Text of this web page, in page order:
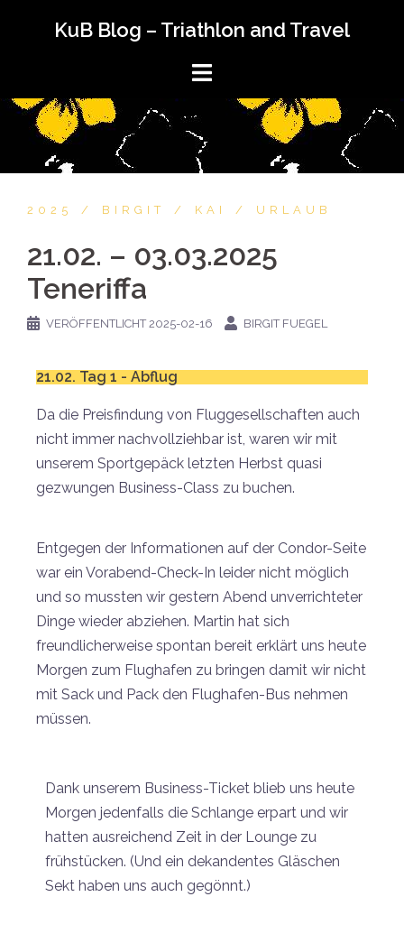
KuB Blog – Triathlon and Travel
2025 BIRGIT KAI URLAUB
21.02. – 03.03.2025
Teneriffa
VERÖFFENTLICHT2025-02-16 BIRGIT FUEGEL
21.02. Tag 1 - Abflug
Da die Preisfindung von Fluggesellschaften auch
nicht immer nachvollziehbar ist, waren wir mit
unserem Sportgepäck letzten Herbst quasi
gezwungen Business-Class zu buchen.
Entgegen der Informationen auf der Condor-Seite
war ein Vorabend-Check-In leider nicht möglich
und so mussten wir gestern Abend unverrichteter
Dinge wieder abziehen. Martin hat sich
freundlicherweise spontan bereit erklärt uns heute
Morgen zum Flughafen zu bringen damit wir nicht
mit Sack und Pack den Flughafen-Bus nehmen
müssen.
Dank unserem Business-Ticket blieb uns heute
Morgen jedenfalls die Schlange erpart und wir
hatten ausreichend Zeit in der Lounge zu
frühstücken. (Und ein dekandentes Gläschen
Sekt haben uns auch gegönnt.)